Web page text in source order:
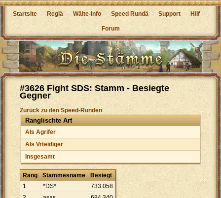
Startsite - Reglä - Wälte-Info - Speed Rundä - Support - Hilf -
Forum
#3626 Fight SDS: Stamm - Besiegte
Gegner
Zurück zu den Speed-Runden
Ranglischte Art
Als Agrifer
Als Vrteidiger
Insgesamt
Rang Stammesname
Besiegt
1
*DS* 733.058